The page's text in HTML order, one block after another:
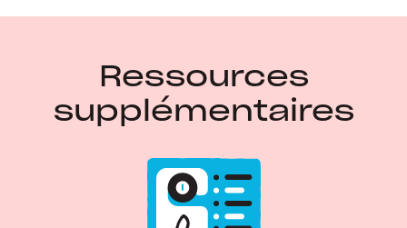
Ressources
supplémentaires